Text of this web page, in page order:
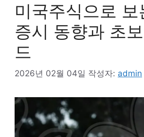
미국주식으로 보
증시 동향과 초
드
2026년 02월 04일 작성자: admin